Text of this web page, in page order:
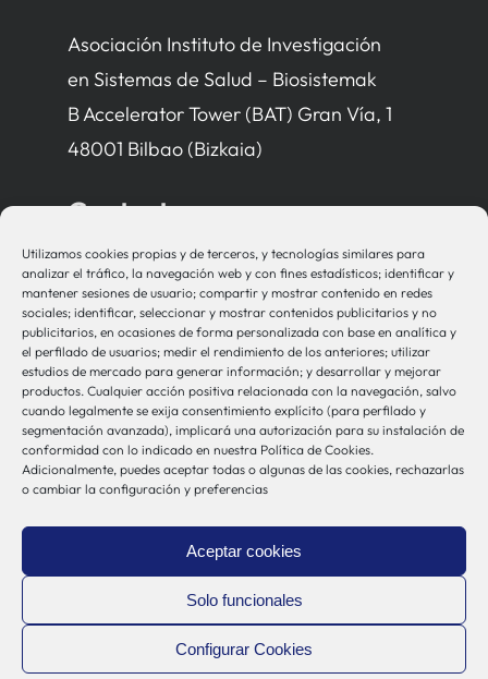
Utilizamos cookies propias y de terceros, y tecnologías similares para
analizar el tráfico, la navegación web y con fines estadísticos; identificar y
mantener sesiones de usuario; compartir y mostrar contenido en redes
sociales; identificar, seleccionar y mostrar contenidos publicitarios y no
publicitarios, en ocasiones de forma personalizada con base en analítica y
el perfilado de usuarios; medir el rendimiento de los anteriores; utilizar
estudios de mercado para generar información; y desarrollar y mejorar
productos. Cualquier acción positiva relacionada con la navegación, salvo
cuando legalmente se exija consentimiento explícito (para perfilado y
segmentación avanzada), implicará una autorización para su instalación de
conformidad con lo indicado en nuestra Política de Cookies.
Adicionalmente, puedes aceptar todas o algunas de las cookies, rechazarlas
o cambiar la configuración y preferencias
Aceptar cookies
Solo funcionales
Configurar Cookies
Asociación Instituto de Investigación
en Sistemas de Salud – Biosistemak
B Accelerator Tower (BAT) Gran Vía, 1
48001 Bilbao (Bizkaia)
Contacto
bio-sistemak@bio-sistemak.eus
944 00 77 90
Otros Enlaces
Osakidetza
Política de Privacidad
Política de Cookies